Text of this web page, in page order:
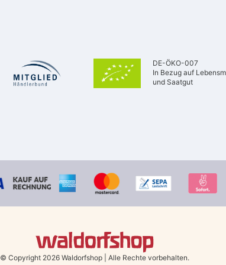
DE-ÖKO-007
In Bezug auf
und Saatgut
© Copyright 2026 Waldorfshop Alle Rechte vorbehalten.